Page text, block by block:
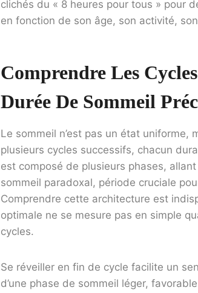
clichés du « 8 heures pour tous » pour
en fonction de son âge, son activité,
Comprendre Les
Durée De Sommeil
Le sommeil n’est pas un état uniforme,
plusieurs cycles successifs, chacun
est composé de plusieurs phases,
sommeil paradoxal, période cruciale
Comprendre cette architecture est
optimale ne se mesure pas en simple
cycles.
Se réveiller en fin de cycle facilite un
d’une phase de sommeil léger,